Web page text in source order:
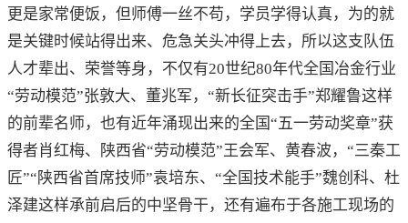
更是家常便饭，但师傅一丝不苟，学员学得认真，为的就
是关键时候站得出来、危急关头冲得上去，所以这支队伍
人才辈出、荣誉等身，不仅有20世纪80年代全国冶金行业
“劳动模范”张敦大、董兆军，“新长征突击手”郑耀鲁这样
的前辈名师，也有近年涌现出来的全国“五一劳动奖章”获
得者肖红梅、陕西省“劳动模范”王会军、黄春波，“三秦工
匠”“陕西省首席技师”袁培东、“全国技术能手”魏创科、杜
泽建这样承前启后的中坚骨干，还有遍布于各施工现场的